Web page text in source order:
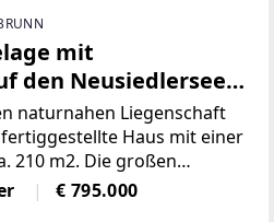
mit
den Neusiedlersee
naturnahen Liegenschaft
Haus mit einer
210 m2. Die großen
und ermöglichen auf
Blick
€ 795.000